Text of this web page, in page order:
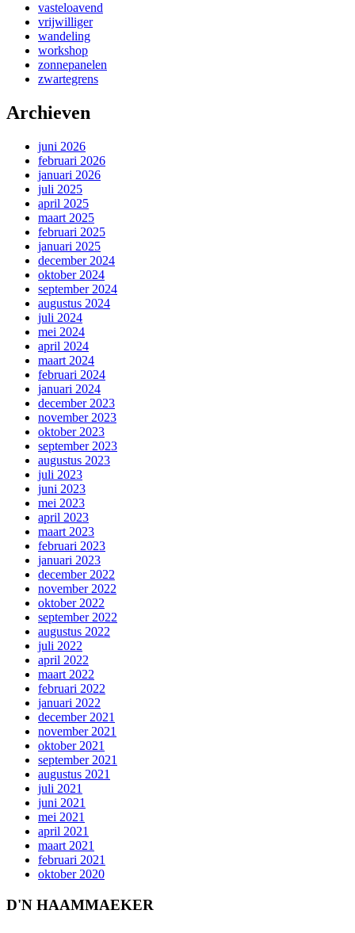
vasteloavend
vrijwilliger
wandeling
workshop
zonnepanelen
zwartegrens
Archieven
juni 2026
februari 2026
januari 2026
juli 2025
april 2025
maart 2025
februari 2025
januari 2025
december 2024
oktober 2024
september 2024
augustus 2024
juli 2024
mei 2024
april 2024
maart 2024
februari 2024
januari 2024
december 2023
november 2023
oktober 2023
september 2023
augustus 2023
juli 2023
juni 2023
mei 2023
april 2023
maart 2023
februari 2023
januari 2023
december 2022
november 2022
oktober 2022
september 2022
augustus 2022
juli 2022
april 2022
maart 2022
februari 2022
januari 2022
december 2021
november 2021
oktober 2021
september 2021
augustus 2021
juli 2021
juni 2021
mei 2021
april 2021
maart 2021
februari 2021
oktober 2020
D'N HAAMMAEKER